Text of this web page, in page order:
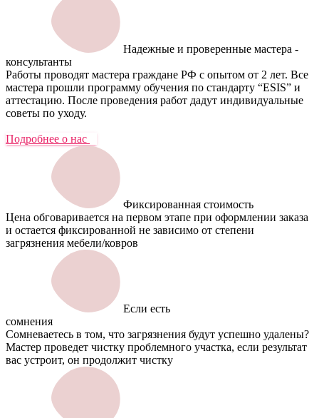
Надежные и проверенные мастера -
консультанты
Работы проводят мастера граждане РФ с опытом от 2 лет. Все
мастера прошли программу обучения по стандарту “ESIS” и
аттестацию. После проведения работ дадут индивидуальные
советы по уходу.
Подробнее о нас
Фиксированная стоимость
Цена обговаривается на первом этапе при оформлении заказа
и остается фиксированной не зависимо от степени
загрязнения мебели/ковров
Если есть
сомнения
Сомневаетесь в том, что загрязнения будут успешно удалены?
Мастер проведет чистку проблемного участка, если результат
вас устроит, он продолжит чистку